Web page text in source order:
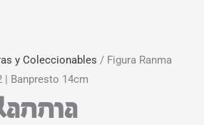
y Coleccionables / Figura Ranma
| Banpresto 14cm